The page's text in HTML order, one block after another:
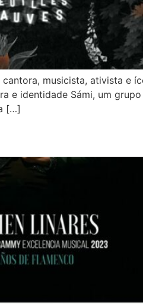
musicista, ativista e
e identidade Sámi, um
[…]